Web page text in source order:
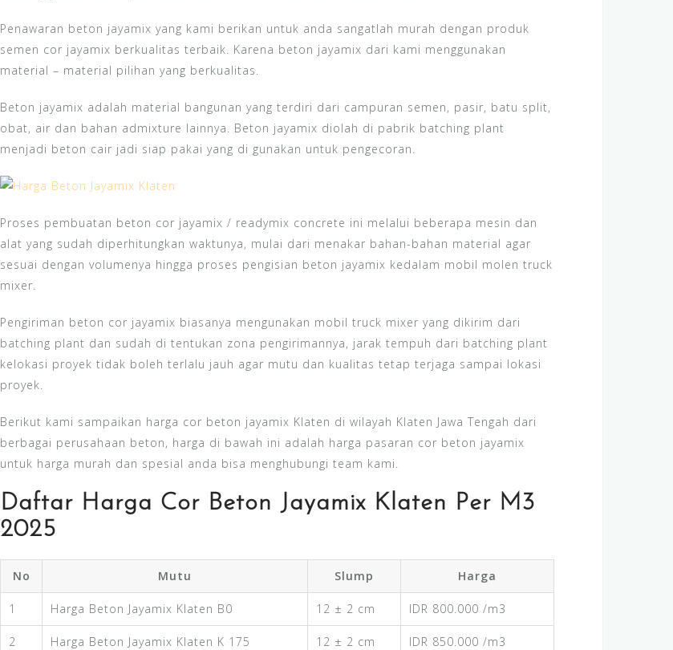
Penawaran beton jayamix yang kami berikan untuk anda sangatlah murah dengan produk
semen cor jayamix berkualitas terbaik. Karena beton jayamix dari kami menggunakan
material – material pilihan yang berkualitas.
Beton jayamix adalah material bangunan yang terdiri dari campuran semen, pasir, batu split,
obat, air dan bahan admixture lainnya. Beton jayamix diolah di pabrik batching plant
menjadi beton cair jadi siap pakai yang di gunakan untuk pengecoran.
Proses pembuatan beton cor jayamix / readymix concrete ini melalui beberapa mesin dan
alat yang sudah diperhitungkan waktunya, mulai dari menakar bahan-bahan material agar
sesuai dengan volumenya hingga proses pengisian beton jayamix kedalam mobil molen truck
mixer.
Pengiriman beton cor jayamix biasanya mengunakan mobil truck mixer yang dikirim dari
batching plant dan sudah di tentukan zona pengirimannya, jarak tempuh dari batching plant
kelokasi proyek tidak boleh terlalu jauh agar mutu dan kualitas tetap terjaga sampai lokasi
proyek.
Berikut kami sampaikan harga cor beton jayamix Klaten di wilayah Klaten Jawa Tengah dari
berbagai perusahaan beton, harga di bawah ini adalah harga pasaran cor beton jayamix
untuk harga murah dan spesial anda bisa menghubungi team kami.
Daftar Harga Cor Beton Jayamix Klaten Per M3
2025
No Mutu Slump Harga
1 Harga Beton Jayamix Klaten B0 12 ± 2 cm IDR 800.000 /m3
2 Harga Beton Jayamix Klaten K 175 12 ± 2 cm IDR 850.000 /m3